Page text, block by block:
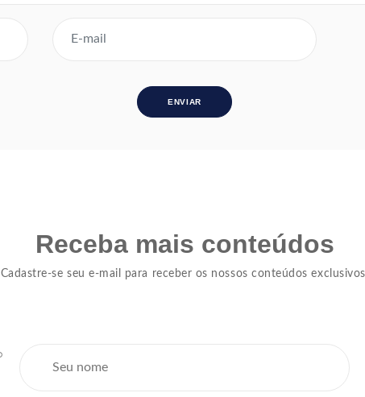
Receba mais conteúdos
Cadastre-se seu e-mail para receber os nossos conteúdos